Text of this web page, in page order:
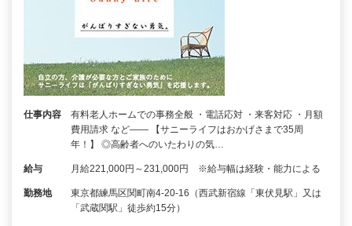
仕事内容
有料老人ホームでの事務全般 ・電話応対 ・来客対応 ・月額
費用請求 など―― 【サニーライフはおかげさまで35周
年！】 ◎高齢者へのいたわりの気…
給与 月給221,000円～231,000円 ※給与幅は経験・能力による
勤務地
東京都練馬区関町南4-20-16（西武新宿線「東伏見駅」又は
「武蔵関駅」徒歩約15分）